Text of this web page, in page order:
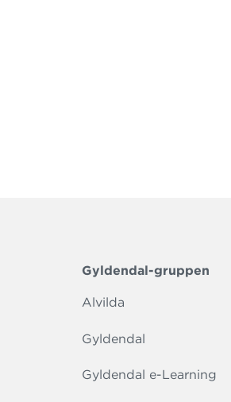
Gyldendal-gruppen
Alvilda
Gyldendal
Gyldendal e-Learning